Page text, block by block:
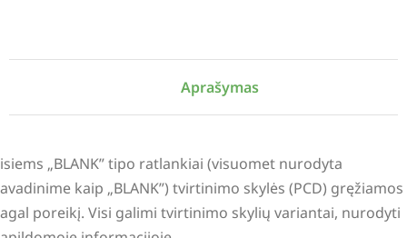
Aprašymas
„BLANK” tipo ratlankiai (visuomet nurodyta
kaip „BLANK”) tvirtinimo skylės (PCD) gręžiamos
poreikį. Visi galimi tvirtinimo skylių variantai, nurodyti